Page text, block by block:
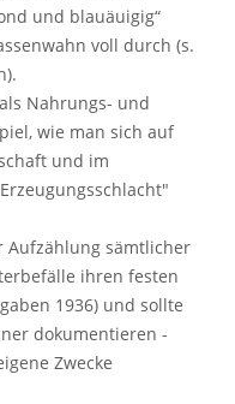
und blauäuigig“
voll durch (s.
Nahrungs- und
wie man sich auf
und im
Aufzählung sämtlicher
ihren festen
1936) und sollte
dokumentieren -
Zwecke